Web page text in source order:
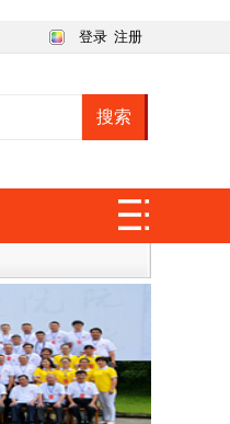
登录 注册
搜索